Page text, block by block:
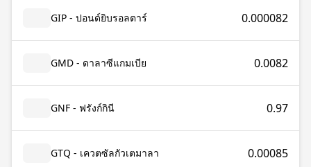
GIP - ปอนด์ยิบรอลตาร์ 0.000082
GMD - ดาลาซีแกมเบีย 0.0082
GNF - ฟรังก์กินี 0.97
GTQ - เควตซัลกัวเตมาลา 0.00085